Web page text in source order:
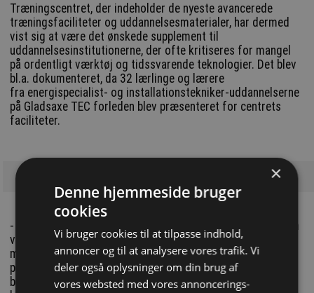
Træningscentret, der indeholder de nyeste avancerede
træningsfaciliteter og uddannelsesmaterialer, har dermed
vist sig at være det ønskede supplement til
uddannelsesinstitutionerne, der ofte kritiseres for mangel
på ordentligt værktøj og tidssvarende teknologier. Det blev
bl.a. dokumenteret, da 32 lærlinge og lærere
fra energispecialist- og installationstekniker-uddannelserne
på Gladsaxe TEC forleden blev præsenteret for centrets
faciliteter.
- Centret kan tilbyde vores elever en række muligheder, som
vi ikke selv kan på skolen. Det drejer sig bl.a. om
muligheden for at se og arbejde med nye og avancerede
produkter, hvilket er vigtigt, da udviklingen med
bæredygtige og innovative teknologier går meget stærkt i
×
Denne hjemmeside bruger
cookies
Vi bruger cookies til at tilpasse indhold,
annoncer og til at analysere vores trafik. Vi
deler også oplysninger om din brug af
vores websted med vores annoncerings-